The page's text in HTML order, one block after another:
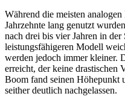
Während die meisten
Jahrzehnte lang genutzt
nach drei bis vier Jahren in der
leistungsfähigeren Modell
werden jedoch immer kleiner.
erreicht, der keine drastischen
Boom fand seinen Höhepunkt
seither deutlich nachgelassen.